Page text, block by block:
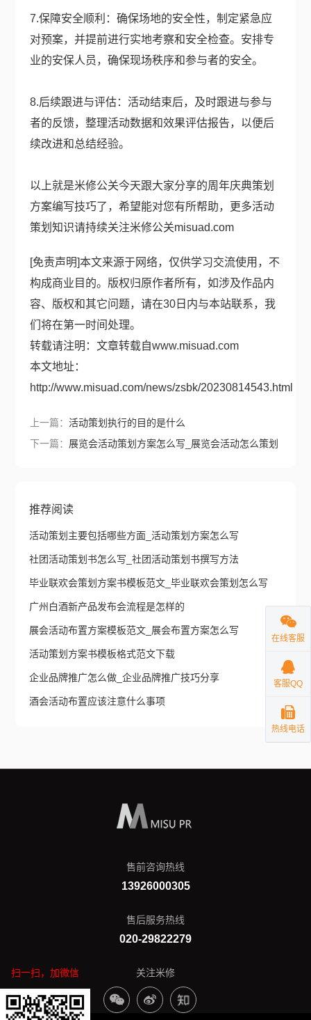
7.保障安全顺利：确保场地的安全性，制定紧急应
对预案，并提前进行实地考察和安全检查。安排专
业的安保人员，确保现场秩序和参与者的安全。
8.后续跟进与评估：活动结束后，及时跟进与参与
者的反馈，整理活动数据和效果评估报告，以便后
续改进和总结经验。
以上就是米修公关今天跟大家分享的周年庆典策划
方案编写技巧了，希望能对您有所帮助，更多活动
策划知识请持续关注米修公关misuad.com
[免责声明]本文来源于网络，仅供学习交流使用，不
构成商业目的。版权归原作者所有，如涉及作品内
容、版权和其它问题，请在30日内与本站联系，我
们将在第一时间处理。
转载请注明：文章转载自www.misuad.com
本文地址：
http://www.misuad.com/news/zsbk/20230814543.html
上一篇： 活动策划执行的目的是什么
下一篇： 展览会活动策划方案怎么写_展览会活动怎么策划
推荐阅读
活动策划主要包括哪些方面_活动策划方案怎么写
社团活动策划书怎么写_社团活动策划书撰写方法
毕业联欢会策划方案书模板范文_毕业联欢会策划怎么写
广州白酒新产品发布会流程是怎样的
展会活动布置方案模板范文_展会布置方案怎么写
活动策划方案书模板格式范文下载
企业品牌推广怎么做_企业品牌推广技巧分享
酒会活动布置应该注意什么事项
售前咨询热线
13926000305
售后服务热线
020-29822279
关注米修
扫一扫，加微信
在线客服
客服QQ
热线电话